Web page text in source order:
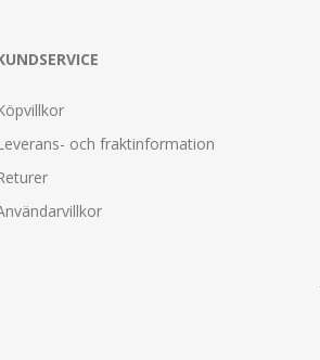
och fraktinformation